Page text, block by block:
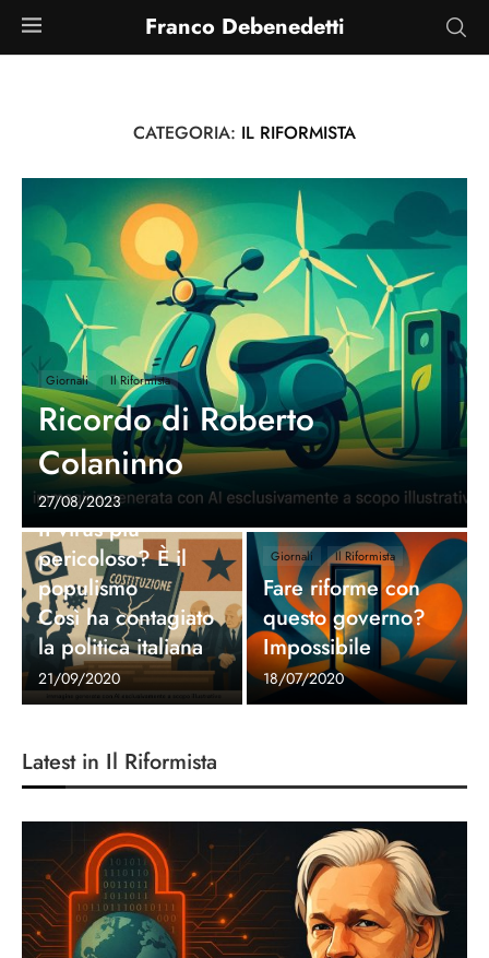
Franco Debenedetti
CATEGORIA: IL RIFORMISTA
Giornali Il Riformista
Ricordo di Roberto
Colaninno
27/08/2023
Giornali Il Riformista
II virus più
pericoloso? È il
populismo
Così ha contagiato
la politica italiana
21/09/2020
Giornali Il Riformista
Fare riforme con
questo governo?
Impossibile
18/07/2020
Latest in Il Riformista